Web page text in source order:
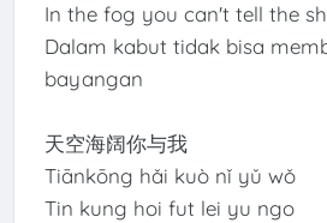
In the fog you can't tell the
Dalam kabut tidak bisa
bayangan
天空海阔你与我
Tiānkōng hǎi kuò nǐ yǔ wǒ
Tin kung hoi fut lei yu ngo